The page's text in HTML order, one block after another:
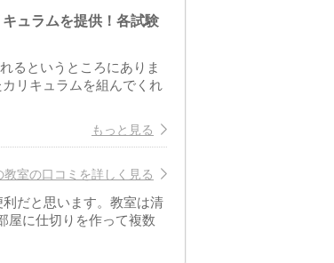
ュラムを提供！各試験
るというところにありま
リキュラムを組んでくれ
もっと見る
教室の口コミを詳しく見る
だと思います。教室は清
屋に仕切りを作って複数